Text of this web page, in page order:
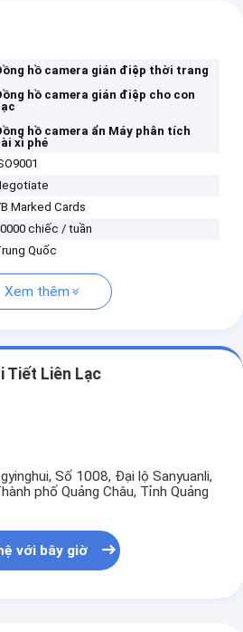
hồ camera gián điệp thời trang
hồ camera gián điệp cho con
hồ camera ẩn Máy phân tích
xì phé
Marked Cards
chiếc / tuần
Quốc
Xem thêm
Tiết Liên Lạc
Số 1008, Đại lộ Sanyuanli,
phố Quảng Châu, Tỉnh Quảng
với bây giờ